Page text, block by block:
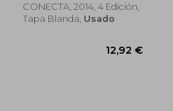
CONECTA, 2014, 4 Edición,
Tapa Blanda, Usado